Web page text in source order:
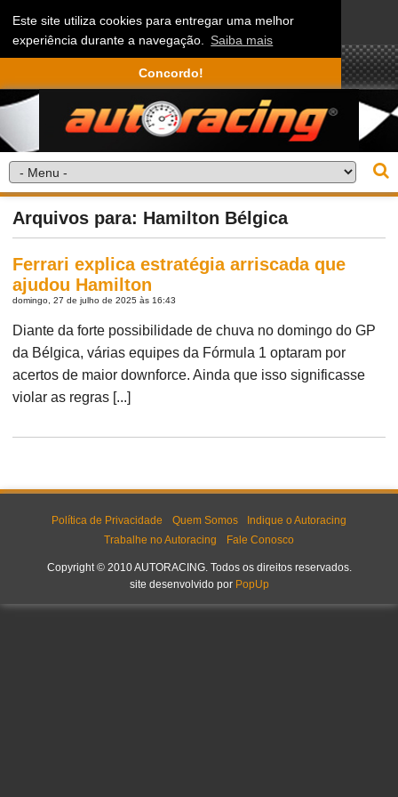
Este site utiliza cookies para entregar uma melhor
experiência durante a navegação. Saiba mais
Concordo!
Arquivos para: Hamilton Bélgica
Ferrari explica estratégia arriscada que
ajudou Hamilton
domingo, 27 de julho de 2025 às 16:43
Diante da forte possibilidade de chuva no domingo do GP
da Bélgica, várias equipes da Fórmula 1 optaram por
acertos de maior downforce. Ainda que isso significasse
violar as regras [...]
Política de Privacidade Quem Somos
Indique o Autoracing
Trabalhe no Autoracing
Fale Conosco
Copyright © 2010 AUTORACING. Todos os direitos reservados.
site desenvolvido por PopUp